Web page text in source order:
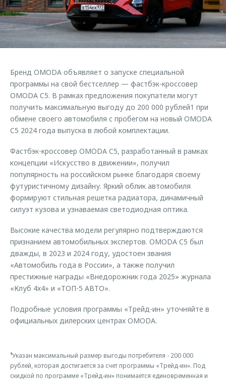
Страхование
Кредитный калькулятор
Аксессуары
Оригинальные аксессуары
Запчасти
Трейд-ин
Калькулятор трейд-ин
Руководства по эксплуатации
Клиентская поддержка
O&J Автоклуб
Приложение O&J
Аксессуары
Одежда и сувениры
Оригинальные аксессуары
Запчасти
Обратная связь
Бренд OMODA объявляет о запуске специальной
программы на свой бестселлер — фастбэк-кроссовер
OMODA C5. В рамках предложения покупатели могут
получить максимальную выгоду до 200 000 рублей1 при
обмене своего автомобиля с пробегом на новый OMODA
C5 2024 года выпуска в любой комплектации.
Фастбэк-кроссовер OMODA C5, разработанный в рамках
концепции «Искусство в движении», получил
популярность на российском рынке благодаря своему
футуристичному дизайну. Яркий облик автомобиля
формируют стильная решетка радиатора, динамичный
силуэт кузова и узнаваемая светодиодная оптика.
Высокие качества модели регулярно подтверждаются
признанием автомобильных экспертов. OMODA C5 был
дважды, в 2023 и 2024 году, удостоен звания
«Автомобиль года в России», а также получил
престижные награды «Внедорожник года 2025» журнала
«Клуб 4х4» и «ТОП-5 АВТО».
Подробные условия программы «Трейд-ин» уточняйте в
официальных дилерских центрах OMODA.
¹Указан максимальный размер выгоды потребителя - 200 000
рублей, которая достигается за счет программы «Трейд-ин». Под
скидкой по программе «Трейд-ин» понимается единовременная и